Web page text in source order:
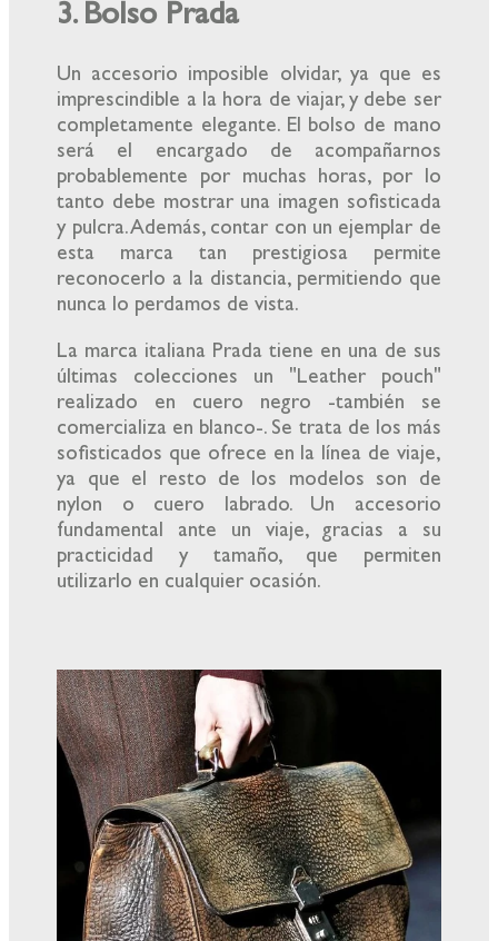
3. Bolso Prada
Un accesorio imposible olvidar, ya que es
imprescindible a la hora de viajar, y debe ser
completamente elegante. El bolso de mano
será el encargado de acompañarnos
probablemente por muchas horas, por lo
tanto debe mostrar una imagen sofisticada
y pulcra. Además, contar con un ejemplar de
esta marca tan prestigiosa permite
reconocerlo a la distancia, permitiendo que
nunca lo perdamos de vista.
La marca italiana Prada tiene en una de sus
últimas colecciones un "Leather pouch"
realizado en cuero negro -también se
comercializa en blanco-. Se trata de los más
sofisticados que ofrece en la línea de viaje,
ya que el resto de los modelos son de
nylon o cuero labrado. Un accesorio
fundamental ante un viaje, gracias a su
practicidad y tamaño, que permiten
utilizarlo en cualquier ocasión.